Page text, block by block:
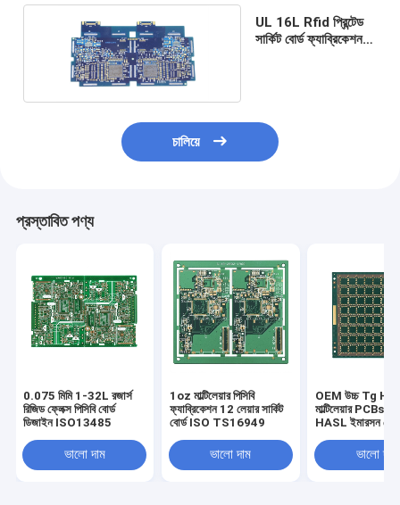
UL 16L Rfid প্রিন্টেড
সার্কিট বোর্ড ফ্যাব্রিকেশন
চালিয়ে
প্রস্তাবিত পণ্য
0.075 মিমি 1-32L রজার্স
রিজিড ফ্লেক্স পিসিবি বোর্ড
ডিজাইন ISO13485
ভালো দাম
1oz মাল্টিলেয়ার পিসিবি
ফ্যাব্রিকেশন 12 লেয়ার সার্কিট
বোর্ড ISO TS16949
ভালো দাম
OEM উচ্চ Tg HDI
মাল্টিলেয়ার PCBs
HASL ইমারসন
ভালো দাম